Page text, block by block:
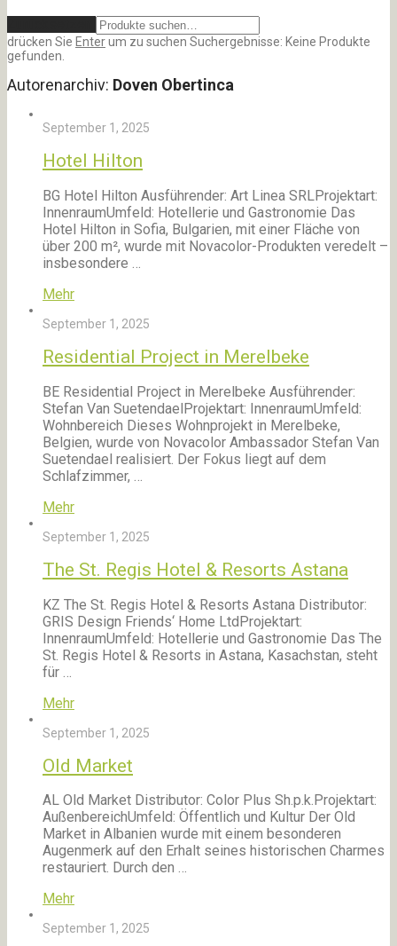
drücken Sie Enterum zu suchen Suchergebnisse: Keine Produkte
gefunden.
Autorenarchiv: Doven Obertinca
September 1, 2025
Hotel Hilton
BG Hotel Hilton Ausführender: Art Linea SRLProjektart:
InnenraumUmfeld: Hotellerie und Gastronomie Das
Hotel Hilton in Sofia, Bulgarien, mit einer Fläche von
über 200 m², wurde mit Novacolor-Produkten veredelt –
insbesondere …
Mehr
September 1, 2025
Residential Project in Merelbeke
BE Residential Project in Merelbeke Ausführender:
Stefan Van SuetendaelProjektart: InnenraumUmfeld:
Wohnbereich Dieses Wohnprojekt in Merelbeke,
Belgien, wurde von Novacolor Ambassador Stefan Van
Suetendael realisiert. Der Fokus liegt auf dem
Schlafzimmer, …
Mehr
September 1, 2025
The St. Regis Hotel & Resorts Astana
KZ The St. Regis Hotel & Resorts Astana Distributor:
GRIS Design Friends‘ Home LtdProjektart:
InnenraumUmfeld: Hotellerie und Gastronomie Das The
St. Regis Hotel & Resorts in Astana, Kasachstan, steht
für …
Mehr
September 1, 2025
Old Market
AL Old Market Distributor: Color Plus Sh.p.k.Projektart:
AußenbereichUmfeld: Öffentlich und Kultur Der Old
Market in Albanien wurde mit einem besonderen
Augenmerk auf den Erhalt seines historischen Charmes
restauriert. Durch den …
Mehr
September 1, 2025